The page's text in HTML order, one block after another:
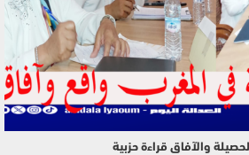
والآفاق قراءة حزبية